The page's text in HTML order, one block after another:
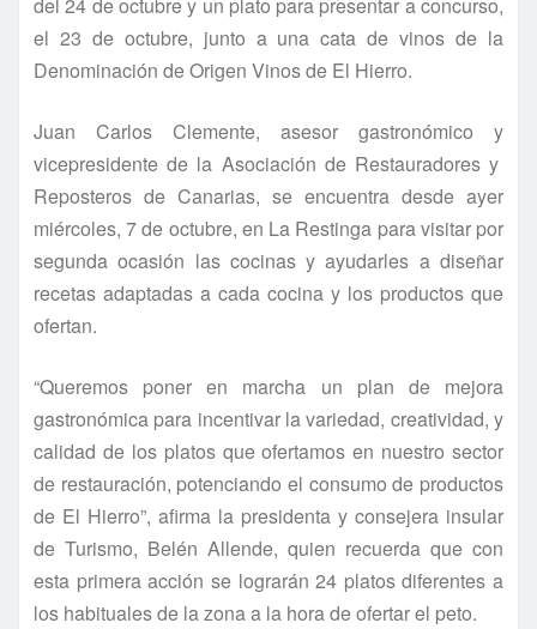
del 24 de octubre y un plato para presentar a concurso,
el 23 de octubre, junto a una cata de vinos de la
Denominación de Origen Vinos de El Hierro.
Juan Carlos Clemente, asesor gastronómico y
vicepresidente de la Asociación de Restauradores y
Reposteros de Canarias, se encuentra desde ayer
miércoles, 7 de octubre, en La Restinga para visitar por
segunda ocasión las cocinas y ayudarles a diseñar
recetas adaptadas a cada cocina y los productos que
ofertan.
“Queremos poner en marcha un plan de mejora
gastronómica para incentivar la variedad, creatividad, y
calidad de los platos que ofertamos en nuestro sector
de restauración, potenciando el consumo de productos
de El Hierro”, afirma la presidenta y consejera insular
de Turismo, Belén Allende, quien recuerda que con
esta primera acción se lograrán 24 platos diferentes a
los habituales de la zona a la hora de ofertar el peto.